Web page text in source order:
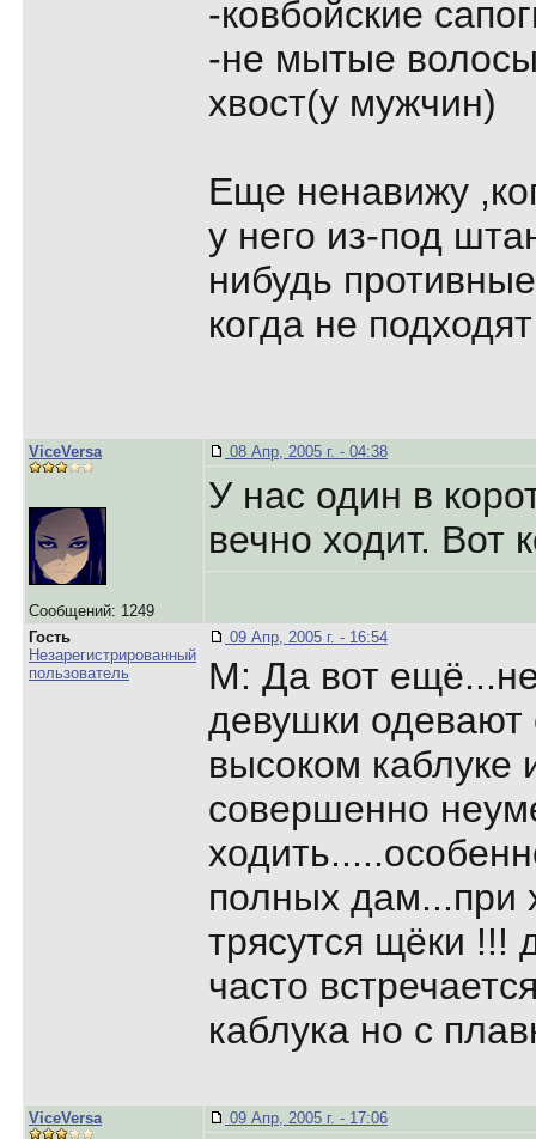
-ковбойские
-не мытые
хвост(у мужчин)
Еще ненавижу
у него из-под
нибудь
когда не
ViceVersa
Сообщений: 1249
08 Апр, 2005 г. - 04:38
У нас один в
вечно ходит. Вот
Гость
Незарегистрированный
пользователь
09 Апр, 2005 г. - 16:54
М: Да вот
девушки одевают
высоком каблуке
совершенно
полных дам...при
трясутся щёки !!!
часто
каблука но с
ViceVersa 09 Апр, 2005 г. - 17:06